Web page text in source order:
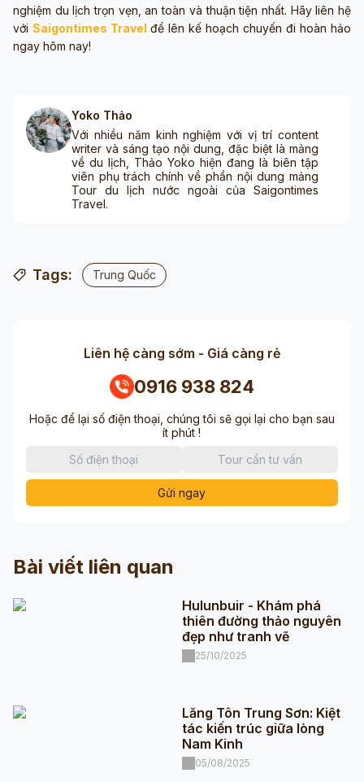
nghiệm du lịch trọn vẹn, an toàn và thuận tiện nhất. Hãy liên hệ
với Saigontimes Travel để lên kế hoạch chuyến đi hoàn hảo
ngay hôm nay!
Yoko Thảo
Với nhiều năm kinh nghiệm với vị trí content
writer và sáng tạo nội dung, đặc biệt là mảng
về du lịch, Thảo Yoko hiện đang là biên tập
viên phụ trách chính về phần nội dung mảng
Tour du lịch nước ngoài của Saigontimes
Travel.
Tags: Trung Quốc
Liên hệ càng sớm - Giá càng rẻ
0916 938 824
Hoặc để lại số điện thoại, chúng tôi sẽ gọi lại cho bạn sau
ít phút !
Gửi ngay
Bài viết liên quan
Hulunbuir - Khám phá
thiên đường thảo nguyên
đẹp như tranh vẽ
25/10/2025
Lăng Tôn Trung Sơn: Kiệt
tác kiến trúc giữa lòng
Nam Kinh
05/08/2025